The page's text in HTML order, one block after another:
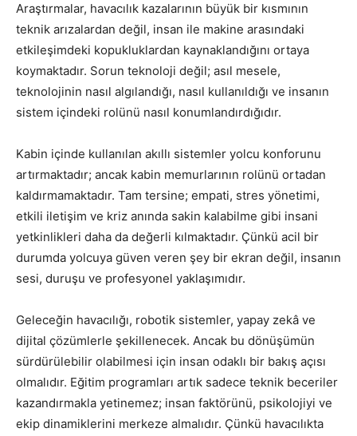
Araştırmalar, havacılık kazalarının büyük bir kısmının
teknik arızalardan değil, insan ile makine arasındaki
etkileşimdeki kopukluklardan kaynaklandığını ortaya
koymaktadır. Sorun teknoloji değil; asıl mesele,
teknolojinin nasıl algılandığı, nasıl kullanıldığı ve insanın
sistem içindeki rolünü nasıl konumlandırdığıdır.
Kabin içinde kullanılan akıllı sistemler yolcu konforunu
artırmaktadır; ancak kabin memurlarının rolünü ortadan
kaldırmamaktadır. Tam tersine; empati, stres yönetimi,
etkili iletişim ve kriz anında sakin kalabilme gibi insani
yetkinlikleri daha da değerli kılmaktadır. Çünkü acil bir
durumda yolcuya güven veren şey bir ekran değil, insanın
sesi, duruşu ve profesyonel yaklaşımıdır.
Geleceğin havacılığı, robotik sistemler, yapay zekâ ve
dijital çözümlerle şekillenecek. Ancak bu dönüşümün
sürdürülebilir olabilmesi için insan odaklı bir bakış açısı
olmalıdır. Eğitim programları artık sadece teknik beceriler
kazandırmakla yetinemez; insan faktörünü, psikolojiyi ve
ekip dinamiklerini merkeze almalıdır. Çünkü havacılıkta